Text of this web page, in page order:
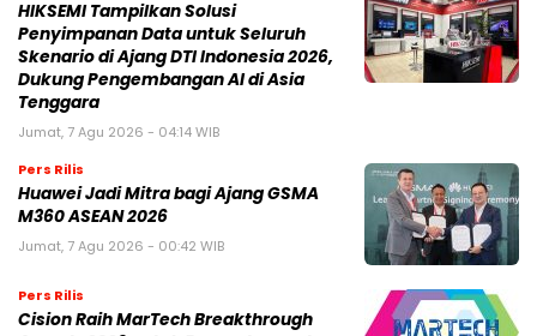
HIKSEMI Tampilkan Solusi
Penyimpanan Data untuk Seluruh
Skenario di Ajang DTI Indonesia 2026,
Dukung Pengembangan AI di Asia
Tenggara
Jumat, 7 Agu 2026 - 04:14 WIB
Pers Rilis
Huawei Jadi Mitra bagi Ajang GSMA
M360 ASEAN 2026
Jumat, 7 Agu 2026 - 00:42 WIB
Pers Rilis
Cision Raih MarTech Breakthrough